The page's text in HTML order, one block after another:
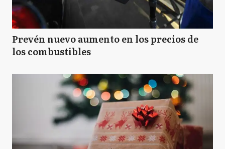
Prevén nuevo aumento en los precios de
los combustibles